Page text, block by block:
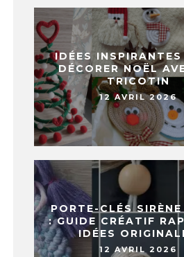
IDÉES
DÉCORER NOËL
TRICOTIN
12 AVRIL 2026
PORTE-CLÉS
: GUIDE CRÉATIF
IDÉES
12 AVRIL 2026